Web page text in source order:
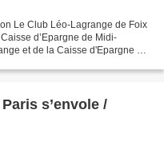
Le Club Léo-Lagrange de Foix
d’Epargne de Midi-
et de la Caisse d'Epargne à
s’envole /